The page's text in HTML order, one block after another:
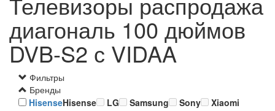
диагональ 100 дюймов
DVB-S2 с VIDAA
Фильтры
Бренды
HisenseHisense LG Samsung Sony
Xiaomi